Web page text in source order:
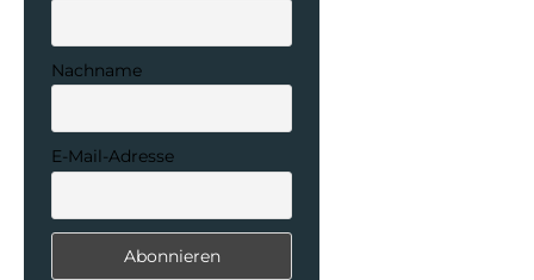
Nachname
E-Mail-Adresse